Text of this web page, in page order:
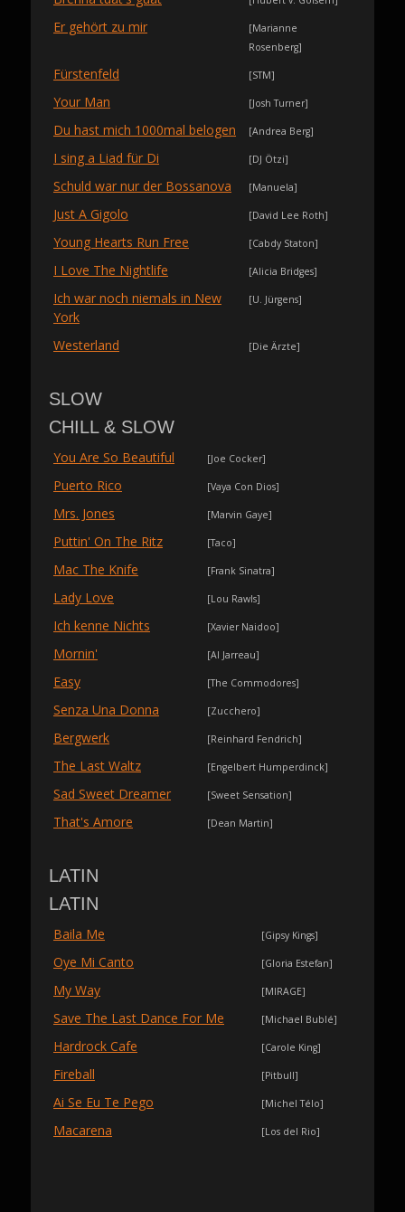
Er gehört zu mir
[Marianne
Rosenberg]
Fürstenfeld [STM]
Your Man [Josh Turner]
Du hast mich 1000mal belogen [Andrea Berg]
I sing a Liad für Di [DJ Ötzi]
Schuld war nur der Bossanova [Manuela]
Just A Gigolo [David Lee Roth]
Young Hearts Run Free [Cabdy Staton]
I Love The Nightlife [Alicia Bridges]
Ich war noch niemals in New
York
[U. Jürgens]
Westerland [Die Ärzte]
SLOW
CHILL & SLOW
You Are So Beautiful [Joe Cocker]
Puerto Rico [Vaya Con Dios]
Mrs. Jones [Marvin Gaye]
Puttin' On The Ritz [Taco]
Mac The Knife [Frank Sinatra]
Lady Love [Lou Rawls]
Ich kenne Nichts [Xavier Naidoo]
Mornin' [Al Jarreau]
Easy [The Commodores]
Senza Una Donna [Zucchero]
Bergwerk [Reinhard Fendrich]
The Last Waltz [Engelbert Humperdinck]
Sad Sweet Dreamer [Sweet Sensation]
That's Amore [Dean Martin]
LATIN
LATIN
Baila Me [Gipsy Kings]
Oye Mi Canto [Gloria Estefan]
My Way [MIRAGE]
Save The Last Dance For Me [Michael Bublé]
Hardrock Cafe [Carole King]
Fireball [Pitbull]
Ai Se Eu Te Pego [Michel Télo]
Macarena [Los del Rio]